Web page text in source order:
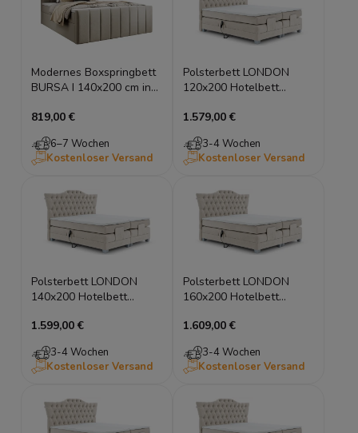
Modernes Boxspringbett
BURSA I 140x200 cm inkl.
819,00 €
6–7 Wochen
Kostenloser Versand
Polsterbett LONDON
120x200 Hotelbett
Bett
1.579,00 €
3-4 Wochen
Kostenloser Versand
Polsterbett LONDON
140x200 Hotelbett
Bett
1.599,00 €
3-4 Wochen
Kostenloser Versand
Polsterbett LONDON
160x200 Hotelbett
Bett
1.609,00 €
3-4 Wochen
Kostenloser Versand